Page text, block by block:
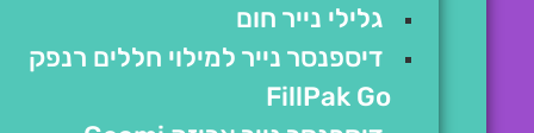
גלילי נייר חום
דיספנסר נייר למילוי חללים רנפק
FillPak Go